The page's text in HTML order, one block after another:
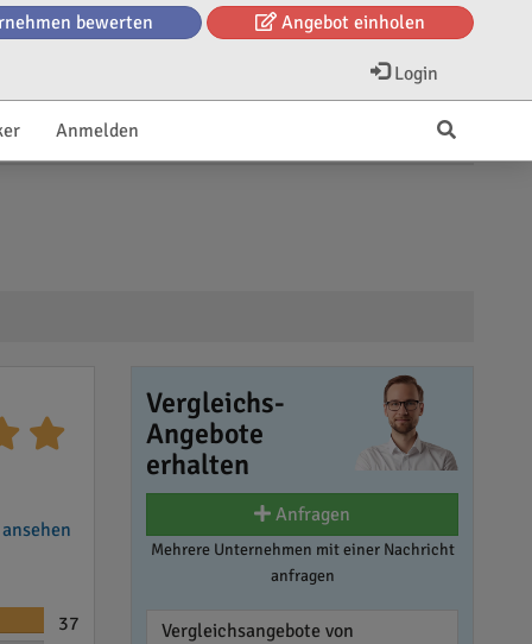
bewerten Angebot einholen
Login
Anmelden
37
Vergleichs-
Angebote
erhalten
Anfragen
Mehrere Unternehmen mit einer Nachricht
anfragen
Vergleichsangebote von